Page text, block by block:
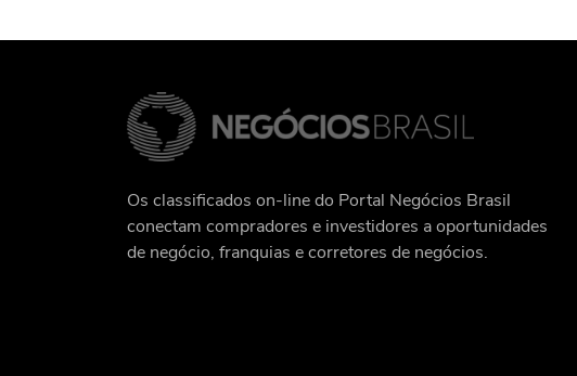
Os classificados on-line do Portal Negócios Brasil
conectam compradores e investidores a oportunidades
de negócio, franquias e corretores de negócios.